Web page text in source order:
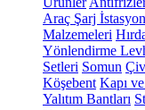
Araç Şarj
Malzemeleri
Yönlendirme
Setleri Somun
Köşebent Kapı
Yalıtım Bantları